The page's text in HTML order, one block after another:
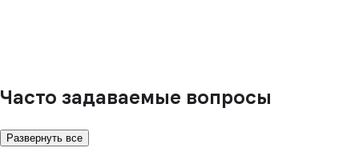
Часто задаваемые вопросы
Развернуть все